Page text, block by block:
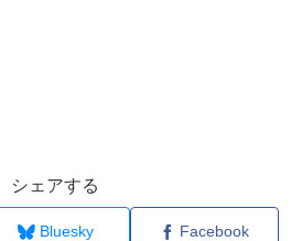
シェアする
Bluesky Facebook